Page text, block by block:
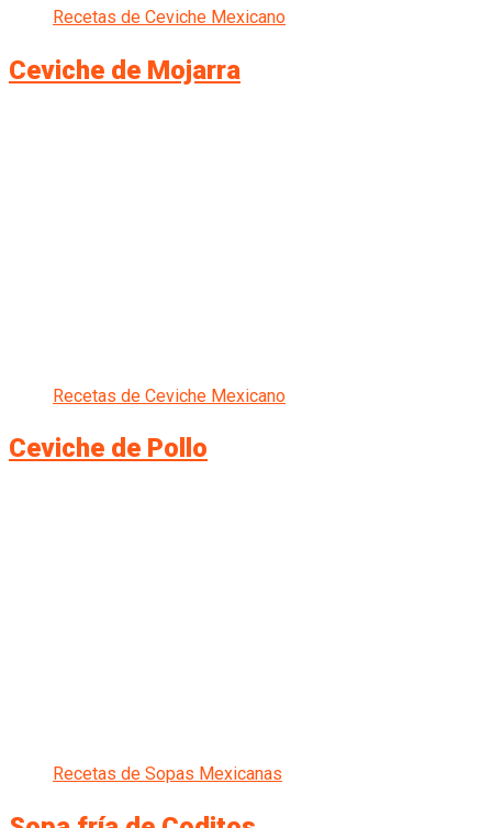
Recetas de Ceviche Mexicano
Ceviche de Mojarra
Recetas de Ceviche Mexicano
Ceviche de Pollo
Recetas de Sopas Mexicanas